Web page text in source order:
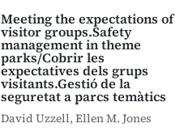
Meeting the expectations of
visitor groups.Safety
management in theme
parks/Cobrir les
expectatives dels grups
visitants.Gestió de la
seguretat a parcs temàtics
David Uzzell, Ellen M. Jones